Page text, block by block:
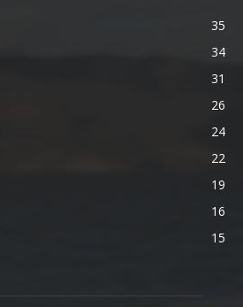
35
34
31
26
24
22
19
16
15